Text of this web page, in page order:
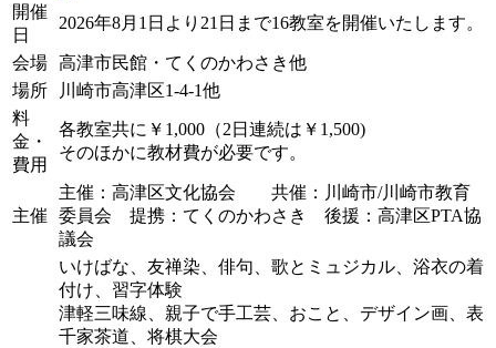
開催
日
2026年8月1日より21日まで16教室を開催いたします。
会場 高津市民館・てくのかわさき他
場所
川崎市高津区1-4-1他
料
金・
費用
各教室共に￥1,000（2日連続は￥1,500)
そのほかに教材費が必要です。
主催
主催：高津区文化協会 共催：川崎市/川崎市教育
委員会 提携：てくのかわさき 後援：高津区PTA協
議会
いけばな、友禅染、俳句、歌とミュジカル、浴衣の着
付け、習字体験
津軽三味線、親子で手工芸、おこと、デザイン画、表
千家茶道、将棋大会